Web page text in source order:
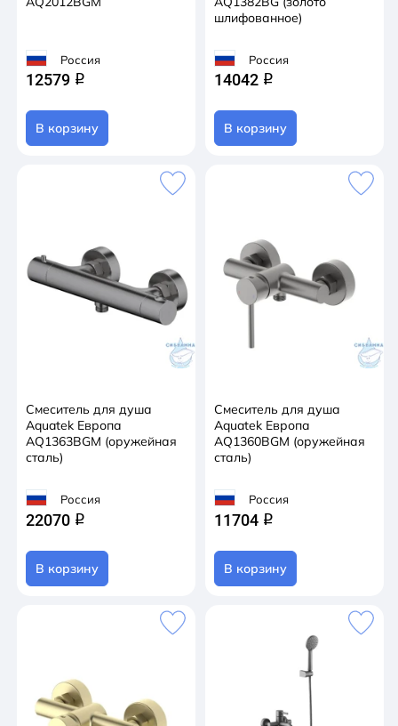
Россия
12579 q
В корзину
шлифованное)
Россия
14042 q
В корзину
Смеситель для душа
Aquatek Европа
AQ1363BGM (оружейная
сталь)
Россия
22070 q
В корзину
Смеситель для душа
Aquatek Европа
AQ1360BGM (оружейная
сталь)
Россия
11704 q
В корзину